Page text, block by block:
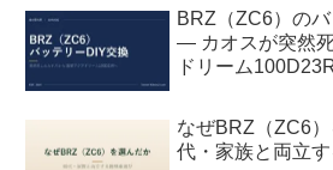
BRZ（ZC6）の
— カオスが突然
ドリーム
なぜBRZ（ZC6
代・家族と両立